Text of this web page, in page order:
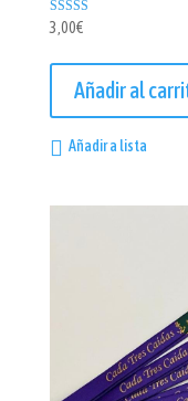
Valorado
con
de 5
3,00€
Añadir al
Añadir a lista